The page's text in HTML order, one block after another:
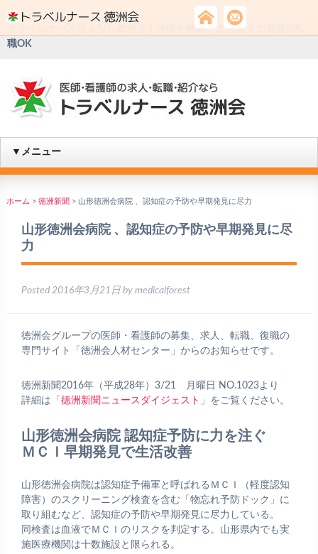
トラベルナース求人なら徳洲会！沖縄や離島、北海道まで看護師転
職OK
▼メニュー
ホーム > 徳洲新聞 > 山形徳洲会病院 、認知症の予防や早期発見に尽力
山形徳洲会病院 、認知症の予防や早期発見に尽
力
Posted 2016年3月21日 by medicalforest
徳洲会グループの医師・看護師の募集、求人、転職、復職の
専門サイト「徳洲会人材センター」からのお知らせです。
徳洲新聞2016年（平成28年）3/21 月曜日 NO.1023より
詳細は「 徳洲新聞ニュースダイジェスト 」をご覧ください。
山形徳洲会病院 認知症予防に力を注ぐ
ＭＣＩ早期発見で生活改善
山形徳洲会病院は認知症予備軍と呼ばれるＭＣＩ（軽度認知
障害）のスクリーニング検査を含む「物忘れ予防ドック」に
取り組むなど、認知症の予防や早期発見に尽力している。
同検査は血液でＭＣＩのリスクを判定する。山形県内でも実
施医療機関は十数施設と限られる。